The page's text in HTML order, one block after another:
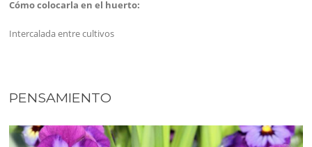
Cómo colocarla en el huerto:
Intercalada entre cultivos
PENSAMIENTO